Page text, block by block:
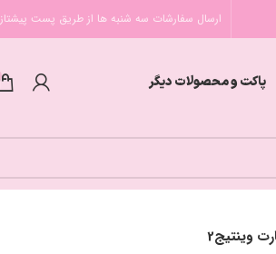
ارسال سفارشات سه شنبه ها از طریق پست پیشتاز
پاکت و محصولات دیگر
وینتیج2